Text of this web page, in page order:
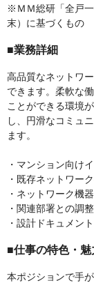
※ＭＭ総研「全戸
末）に基づくもの
■業務詳細
高品質なネットワ
できます。柔軟な
ことができる環境
し、円滑なコミュ
ます。
・マンション向け
・既存ネットワー
・ネットワーク機
・関連部署との調
・設計ドキュメン
■仕事の特色・魅
本ポジションで手